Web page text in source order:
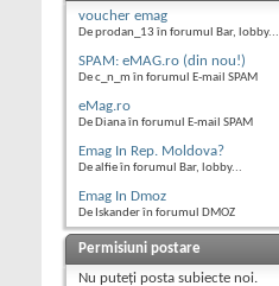
voucher emag
De prodan_13 în forumul Bar, lobby...
SPAM: eMAG.ro (din nou!)
De c_n_m în forumul E-mail SPAM
eMag.ro
De Diana în forumul E-mail SPAM
Emag In Rep. Moldova?
De alfie în forumul Bar, lobby...
Emag In Dmoz
De Iskander în forumul DMOZ
Permisiuni postare
Nu puteţi posta subiecte noi.